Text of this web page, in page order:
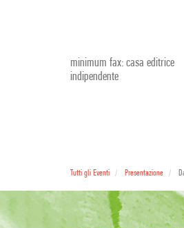
minimum fax: casa editrice
indipendente
Tutti gli Eventi Presentazione